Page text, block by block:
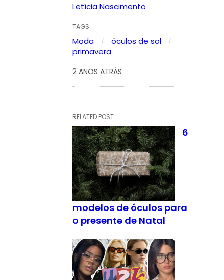
Letícia Nascimento
TAGS:
Moda
óculos de sol
primavera
2 ANOS ATRÁS
RELATED POST
6
modelos de óculos para
o presente de Natal